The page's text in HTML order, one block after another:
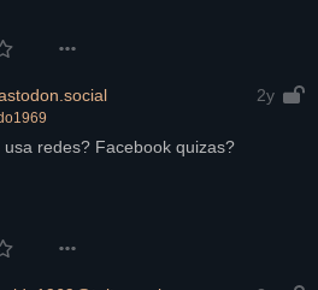
2y
usa redes? Facebook quizas?